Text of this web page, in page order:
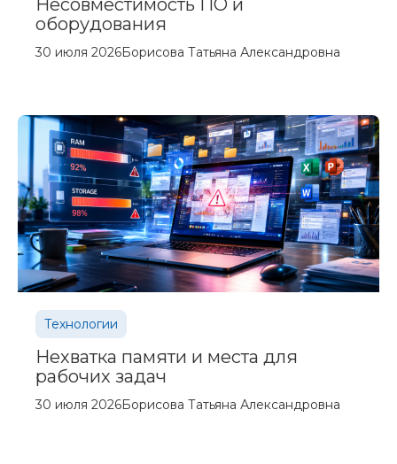
Несовместимость ПО и
оборудования
30 июля 2026Борисова Татьяна Александровна
Технологии
Нехватка памяти и места для
рабочих задач
30 июля 2026Борисова Татьяна Александровна